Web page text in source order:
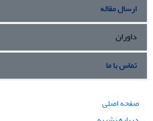
ارسال مقاله
داوران
تماس با ما
صفحه اصلی